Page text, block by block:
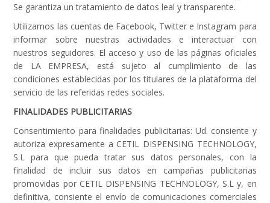
Se garantiza un tratamiento de datos leal y transparente.
Utilizamos las cuentas de Facebook, Twitter e Instagram para
informar sobre nuestras actividades e interactuar con
nuestros seguidores. El acceso y uso de las páginas oficiales
de LA EMPRESA, está sujeto al cumplimiento de las
condiciones establecidas por los titulares de la plataforma del
servicio de las referidas redes sociales.
FINALIDADES PUBLICITARIAS
Consentimiento para finalidades publicitarias: Ud. consiente y
autoriza expresamente a CETIL DISPENSING TECHNOLOGY,
S.L para que pueda tratar sus datos personales, con la
finalidad de incluir sus datos en campañas publicitarias
promovidas por CETIL DISPENSING TECHNOLOGY, S.L y, en
definitiva, consiente el envío de comunicaciones comerciales